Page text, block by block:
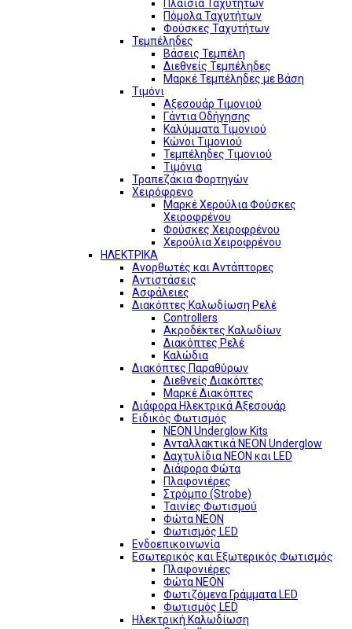
Πλαίσια Ταχυτήτων
Πόμολα Ταχυτήτων
Φούσκες Ταχυτήτων
Τεμπέληδες
Βάσεις Τεμπέλη
Διεθνείς Τεμπέληδες
Μαρκέ Τεμπέληδες με Βάση
Τιμόνι
Αξεσουάρ Τιμονιού
Γάντια Οδήγησης
Καλύμματα Τιμονιού
Κώνοι Τιμονιού
Τεμπέληδες Τιμονιού
Τιμόνια
Τραπεζάκια Φορτηγών
Χειρόφρενο
Μαρκέ Χερούλια Φούσκες
Χειροφρένου
Φούσκες Χειροφρένου
Χερούλια Χειροφρένου
ΗΛΕΚΤΡΙΚΑ
Ανορθωτές και Αντάπτορες
Αντιστάσεις
Ασφάλειες
Διακόπτες Καλωδίωση Ρελέ
Controllers
Ακροδέκτες Καλωδίων
Διακόπτες Ρελέ
Καλώδια
Διακόπτες Παραθύρων
Διεθνείς Διακόπτες
Μαρκέ Διακόπτες
Διάφορα Ηλεκτρικά Αξεσουάρ
Ειδικός Φωτισμός
NEON Underglow Kits
Ανταλλακτικά NEON Underglow
Δαχτυλίδια NEON και LED
Διάφορα Φώτα
Πλαφονιέρες
Στρόμπο (Strobe)
Ταινίες Φωτισμού
Φώτα NEON
Φωτισμός LED
Ενδοεπικοινωνία
Εσωτερικός και Εξωτερικός Φωτισμός
Πλαφονιέρες
Φώτα NEON
Φωτιζόμενα Γράμματα LED
Φωτισμός LED
Ηλεκτρική Καλωδίωση